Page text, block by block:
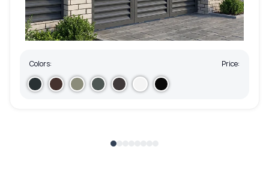
Colors: Price: